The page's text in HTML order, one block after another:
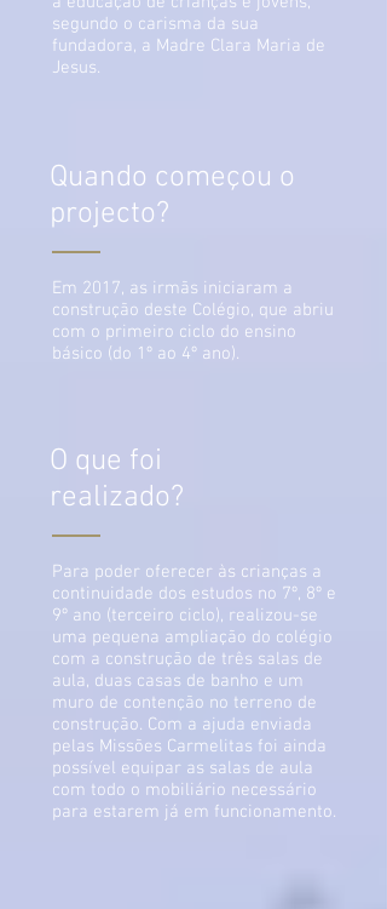
segundo o carisma da sua
fundadora, a Madre Clara Maria de
Jesus.
Quando começou o
projecto?
Em 2017, as irmãs iniciaram a
construção deste Colégio, que abriu
com o primeiro ciclo do ensino
básico (do 1º ao 4º ano).
O que foi
realizado?
Para poder oferecer às crianças a
continuidade dos estudos no 7º, 8º e
9º ano (terceiro ciclo), realizou-se
uma pequena ampliação do colégio
com a construção de três salas de
aula, duas casas de banho e um
muro de contenção no terreno de
construção. Com a ajuda enviada
pelas Missões Carmelitas foi ainda
possível equipar as salas de aula
com todo o mobiliário necessário
para estarem já em funcionamento.